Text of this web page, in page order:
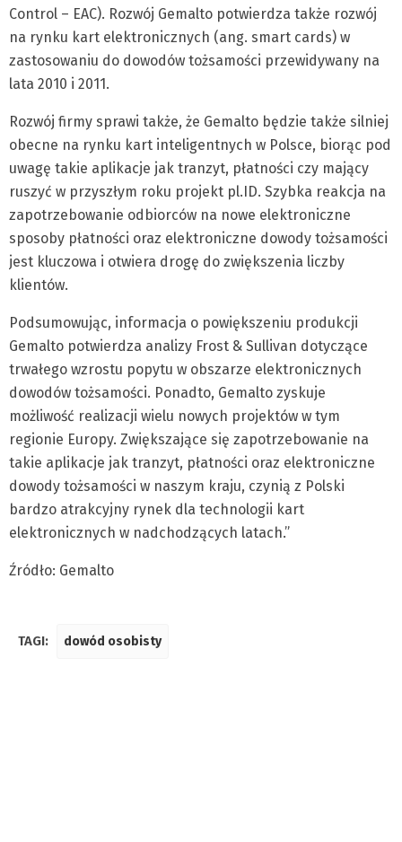
Control – EAC). Rozwój Gemalto potwierdza także rozwój
na rynku kart elektronicznych (ang. smart cards) w
zastosowaniu do dowodów tożsamości przewidywany na
lata 2010 i 2011.
Rozwój firmy sprawi także, że Gemalto będzie także silniej
obecne na rynku kart inteligentnych w Polsce, biorąc pod
uwagę takie aplikacje jak tranzyt, płatności czy mający
ruszyć w przyszłym roku projekt pl.ID. Szybka reakcja na
zapotrzebowanie odbiorców na nowe elektroniczne
sposoby płatności oraz elektroniczne dowody tożsamości
jest kluczowa i otwiera drogę do zwiększenia liczby
klientów.
Podsumowując, informacja o powiększeniu produkcji
Gemalto potwierdza analizy Frost & Sullivan dotyczące
trwałego wzrostu popytu w obszarze elektronicznych
dowodów tożsamości. Ponadto, Gemalto zyskuje
możliwość realizacji wielu nowych projektów w tym
regionie Europy. Zwiększające się zapotrzebowanie na
takie aplikacje jak tranzyt, płatności oraz elektroniczne
dowody tożsamości w naszym kraju, czynią z Polski
bardzo atrakcyjny rynek dla technologii kart
elektronicznych w nadchodzących latach.”
Źródło: Gemalto
TAGI: dowód osobisty